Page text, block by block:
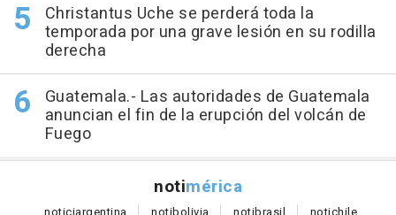
Christantus Uche se perderá toda la
temporada por una grave lesión en su rodilla
derecha
Guatemala.- Las autoridades de Guatemala
anuncian el fin de la erupción del volcán de
Fuego
notimérica
noticiargentina notibolivia notibrasil notichile